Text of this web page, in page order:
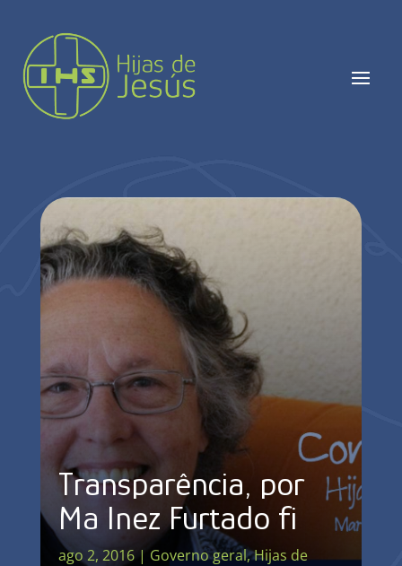
Transparência, por
Mª Inez Furtado fi
ago 2, 2016| Governo geral,Hijas de